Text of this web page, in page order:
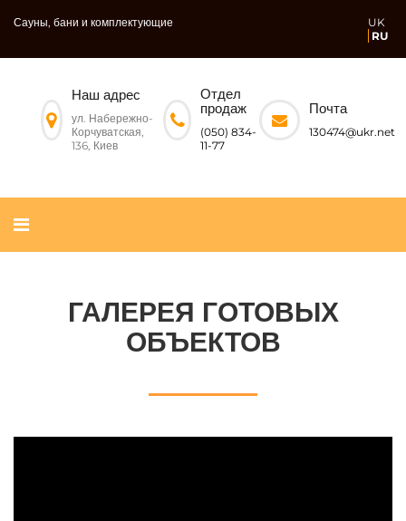
Сауны, бани и комплектующие
UK
RU
Наш адрес
ул. Набережно-
Корчуватская,
136, Киев
Отдел
продаж
(050) 834-
11-77
Почта
130474@ukr.net
ГАЛЕРЕЯ ГОТОВЫХ
ОБЪЕКТОВ